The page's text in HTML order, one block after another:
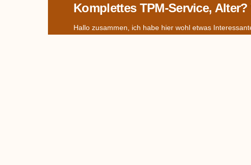
Komplettes TPM-Service, Alter?
Hallo zusammen, ich habe hier wohl etwas